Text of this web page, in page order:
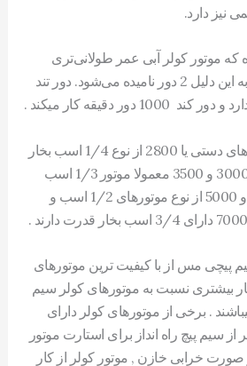
نیز دارد.
موتور کولر آبی عمر طولانی‌تری
داشته باشد. موتور کولر به این دلیل 2 دور نامیده می‌شود. دور تند
به طور کلی موتور کولر های دستی یا 2800 از نوع 1/4 اسب بخار
هستند . موتور کولرهای 3000 و 3500 معمولا موتور 1/3 اسب
بخار , موتور کولر 4500 و 5000 از نوع موتورهای 1/2 اسب و
پیچی مس از با کیفیت ترین موتورهای
بیشتری نسبت به موتورهای کولر سیم
. برخی از موتورهای کولر دارای
سیم پیچ راه انداز برای استارت موتور
صورت خرابی خازن , موتور کولر از کار